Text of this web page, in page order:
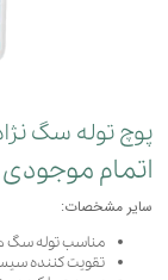
پوچ توله سگ نژاد
اتمام موجودی
سایر مشخصات:
مناسب توله سگ های
تقویت کننده